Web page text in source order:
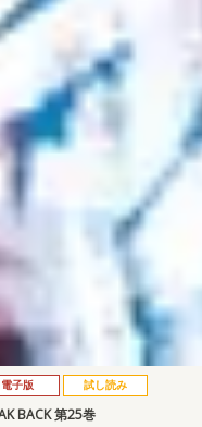
電子版 試し読み
BACK 第25巻